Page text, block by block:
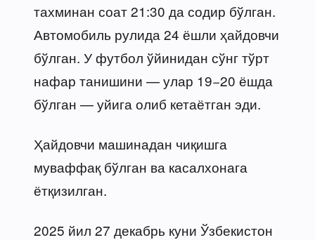
тахминан соат 21:30 да содир бўлган.
Автомобиль рулида 24 ёшли ҳайдовчи
бўлган. У футбол ўйинидан сўнг тўрт
нафар танишини — улар 19−20 ёшда
бўлган — уйига олиб кетаётган эди.
Ҳайдовчи машинадан чиқишга
муваффақ бўлган ва касалхонага
ётқизилган.
2025 йил 27 декабрь куни Ўзбекистон